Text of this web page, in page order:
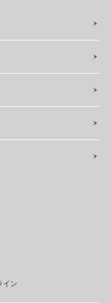
イン